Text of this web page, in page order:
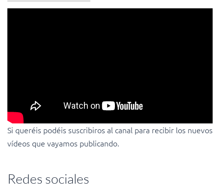
Si queréis podéis suscribiros al canal para recibir los nuevos
vídeos que vayamos publicando.
Redes sociales